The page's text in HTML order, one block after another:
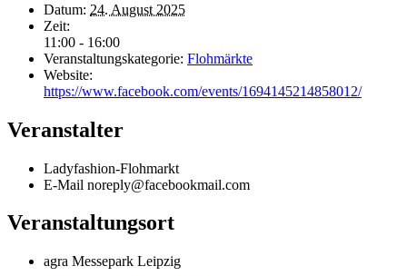
Datum: 24. August 2025
Zeit:
11:00 - 16:00
Veranstaltungskategorie: Flohmärkte
Website:
https://www.facebook.com/events/1694145214858012/
Veranstalter
Ladyfashion-Flohmarkt
E-Mail noreply@facebookmail.com
Veranstaltungsort
agra Messepark Leipzig